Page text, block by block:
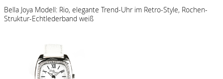
Bella Joya Modell: Rio, elegante Trend-Uhr im Retro-Style, Rochen-
Struktur-Echtlederband weiß